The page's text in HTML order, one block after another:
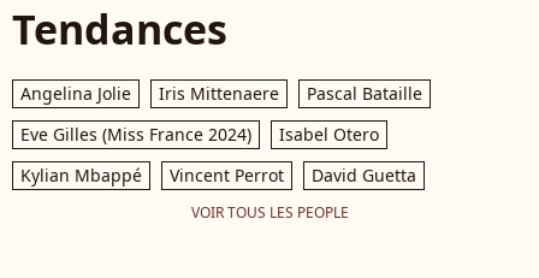
Tendances
Angelina Jolie Iris Mittenaere
Pascal Bataille
Eve Gilles (Miss France 2024)
Isabel Otero
Kylian Mbappé
Vincent Perrot David Guetta
VOIR TOUS LES PEOPLE